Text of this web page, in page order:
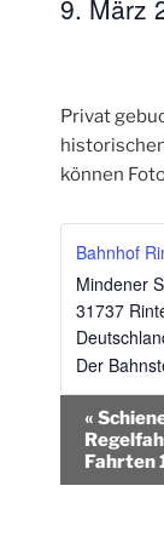
9. März
Privat
können
Bahnhof
Mindener
31737
Der
«
Fahrten